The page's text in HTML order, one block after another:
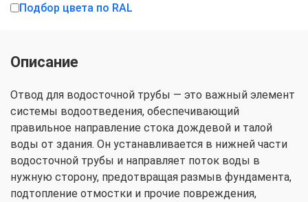
Подбор цвета по RAL
Описание
Отвод для водосточной трубы — это важный элемент
системы водоотведения, обеспечивающий
правильное направление стока дождевой и талой
воды от здания. Он устанавливается в нижней части
водосточной трубы и направляет поток воды в
нужную сторону, предотвращая размыв фундамента,
подтопление отмостки и прочие повреждения,